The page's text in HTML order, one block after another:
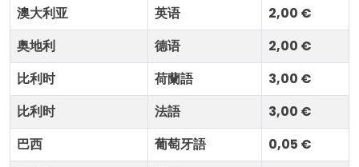
澳大利亚
英语
2,00 €
奥地利
德语
2,00 €
比利时
荷蘭語
3,00 €
比利时
法語
3,00 €
巴西
葡萄牙語
0,05 €